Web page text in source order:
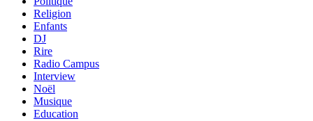
Religion
Enfants
DJ
Rire
Radio Campus
Interview
Noël
Musique
Education